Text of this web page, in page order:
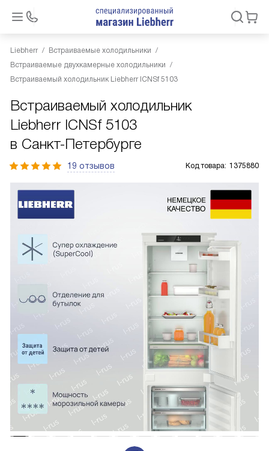
Liebherr
Встраиваемые холодильники
Встраиваемые двухкамерные холодильники
Встраиваемый холодильник Liebherr ICNSf 5103
Встраиваемый холодильник
Liebherr ICNSf 5103
в Санкт-Петербурге
19 отзывов Код товара: 1375880